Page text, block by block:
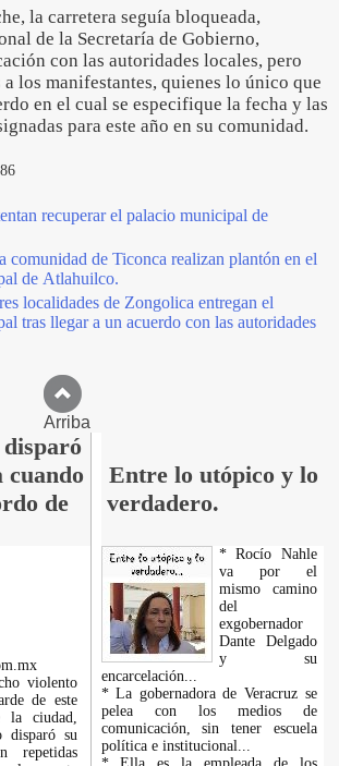
la carretera seguía bloqueada,
de la Secretaría de Gobierno,
con las autoridades locales, pero
los manifestantes, quienes lo único que
en el cual se especifique la fecha y las
para este año en su comunidad.
recuperar el palacio municipal de
comunidad de Ticonca realizan plantón en el
de Atlahuilco.
localidades de Zongolica entregan el
tras llegar a un acuerdo con las autoridades
Arriba
cuando
de
Entre lo utópico y lo
verdadero.
violento
de este
la ciudad,
disparó su
repetidas
* Rocío Nahle
va por el
mismo camino
del
exgobernador
Dante Delgado
y su
encarcelación...
* La gobernadora de Veracruz se
pelea con los medios de
comunicación, sin tener escuela
política e institucional...